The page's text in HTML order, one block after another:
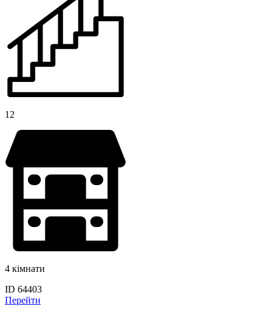
12
4 кімнати
ID 64403
Перейти